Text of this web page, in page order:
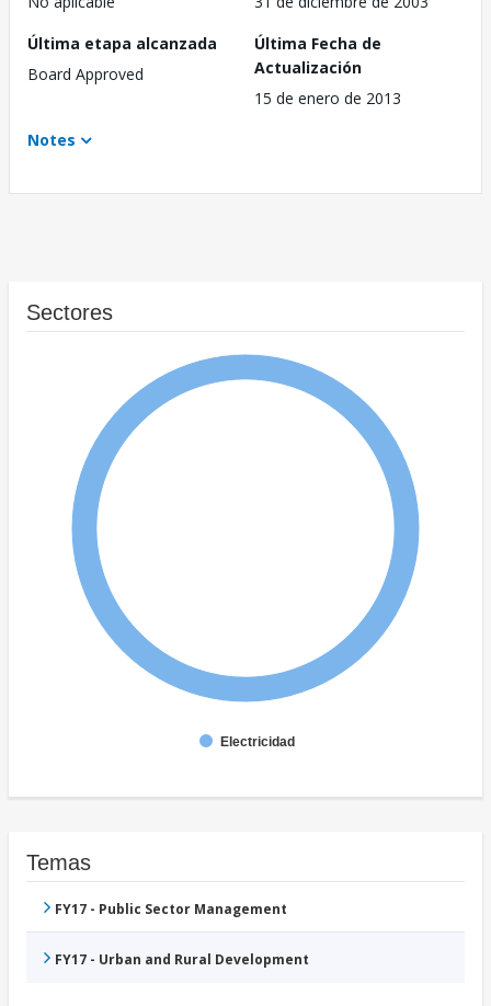
Última etapa alcanzada
Board Approved
Última Fecha de
Actualización
15 de enero de 2013
Notes
Sectores
Electricidad
Temas
FY17 - Public Sector Management
FY17 - Urban and Rural Development